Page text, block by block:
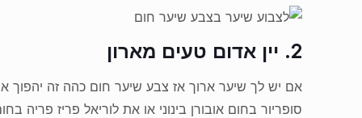
2. יין אדום טעים מארון
אם יש לך שיער ארוך אז צבע שיער חום כהה זה יהפוך
סופריור בחום אובורן בינוני או את לוריאל פריז פריה